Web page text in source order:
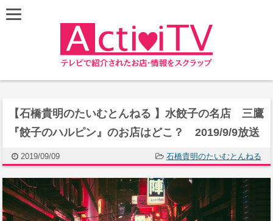
【石橋貴明のたいむとんねる 】水餃子の名店 三鷹
『餃子のハルピン』のお店はどこ？ 2019/9/9放送
2019/09/09 石橋貴明のたいむとんねる